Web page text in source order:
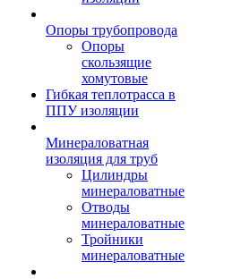
Опоры трубопровода
Опоры
скользящие
хомутовые
Гибкая теплотрасса в
ППУ изоляции
Минераловатная
изоляция для труб
Цилиндры
минераловатные
Отводы
минераловатные
Тройники
минераловатные